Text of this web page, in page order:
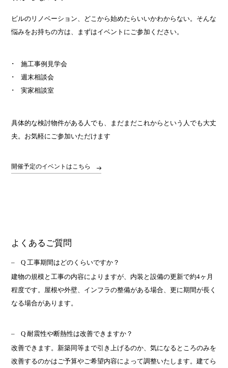
ビルのリノベーション、どこから始めたらいいかわからない。そんな
悩みをお持ちの方は、まずはイベントにご参加ください。
施工事例見学会
週末相談会
実家相談室
具体的な検討物件がある人でも、まだまだこれからという人でも大丈
夫。お気軽にご参加いただけます
開催予定のイベントはこちら
よくあるご質問
Q 工事期間はどのくらいですか？
建物の規模と工事の内容によりますが、内装と設備の更新で約4ヶ月
程度です。屋根や外壁、インフラの整備がある場合、更に期間が長く
なる場合があります。
Q 耐震性や断熱性は改善できますか？
改善できます。新築同等まで引き上げるのか、気になるところのみを
改善するのかはご予算やご希望内容によって調整いたします。建てら